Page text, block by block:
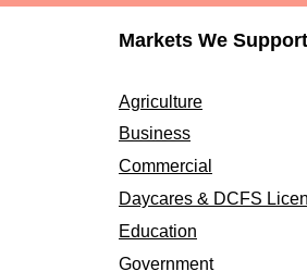
Markets We Support
Agriculture
Business
Commercial
Daycares & DCFS
Education
Government